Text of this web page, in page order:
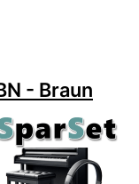
noch keine
- Braun